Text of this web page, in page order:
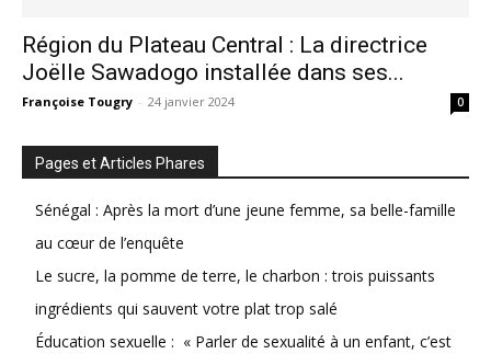
Région du Plateau Central : La directrice
Joëlle Sawadogo installée dans ses...
Françoise Tougry - 24 janvier 2024 0
Pages et Articles Phares
Sénégal : Après la mort d’une jeune femme, sa belle-famille
au cœur de l’enquête
Le sucre, la pomme de terre, le charbon : trois puissants
ingrédients qui sauvent votre plat trop salé
Éducation sexuelle : « Parler de sexualité à un enfant, c’est